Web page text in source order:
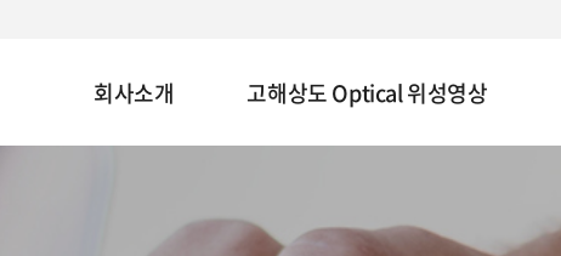
회사소개 고해상도 Optical 위성영상